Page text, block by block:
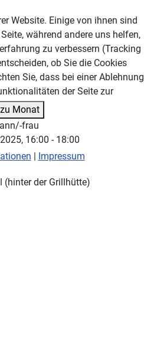
Monat
frau
16:00 - 18:00
(hinter der Grillhütte)
Website. Einige von ihnen sind
während andere uns helfen,
zu verbessern (Tracking
ob Sie die Cookies
Sie, dass bei einer Ablehnung
der Seite zur
| Impressum